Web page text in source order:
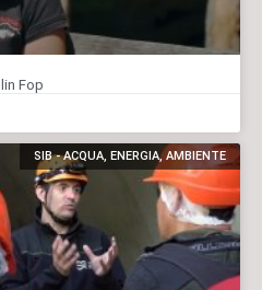
Fop
SIB - ACQUA, ENERGIA, AMBIENTE